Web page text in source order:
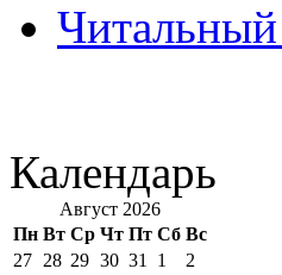
Читальный
Календарь
Август 2026
Пн Вт Ср Чт Пт Сб Вс
27 28 29 30 31 1
2